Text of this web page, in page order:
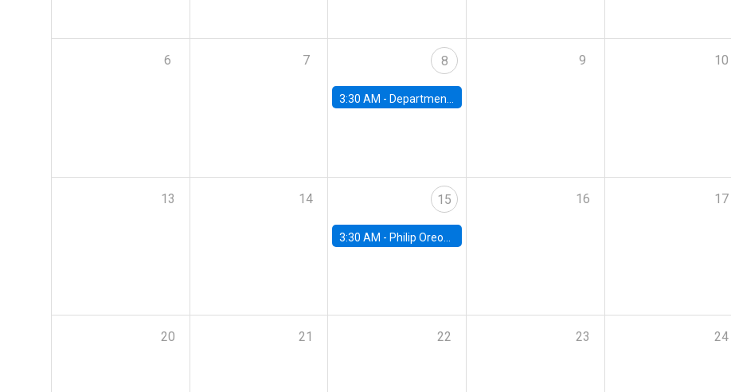
6 7 8
3:30 AM - Department Seminar: James Robinson
9 10
13 14 15
3:30 AM - Philip Oreopolous, University of Toronto
16 17
20 21 22 23 24